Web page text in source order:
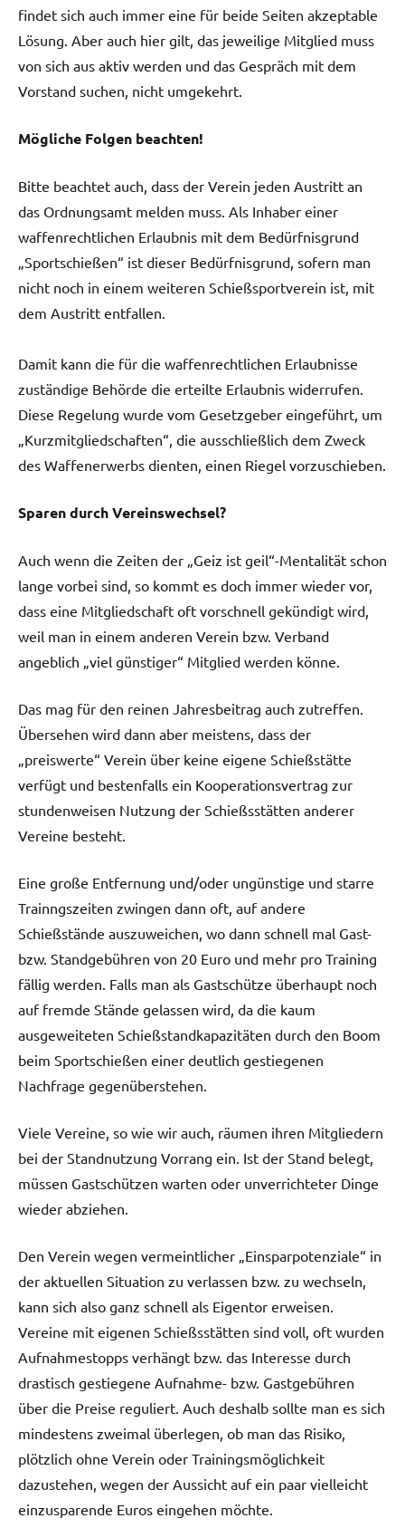
findet sich auch immer eine für beide Seiten akzeptable
Lösung. Aber auch hier gilt, das jeweilige Mitglied muss
von sich aus aktiv werden und das Gespräch mit dem
Vorstand suchen, nicht umgekehrt.
Mögliche Folgen beachten!
Bitte beachtet auch, dass der Verein jeden Austritt an
das Ordnungsamt melden muss. Als Inhaber einer
waffenrechtlichen Erlaubnis mit dem Bedürfnisgrund
„Sportschießen“ ist dieser Bedürfnisgrund, sofern man
nicht noch in einem weiteren Schießsportverein ist, mit
dem Austritt entfallen.
Damit kann die für die waffenrechtlichen Erlaubnisse
zuständige Behörde die erteilte Erlaubnis widerrufen.
Diese Regelung wurde vom Gesetzgeber eingeführt, um
„Kurzmitgliedschaften“, die ausschließlich dem Zweck
des Waffenerwerbs dienten, einen Riegel vorzuschieben.
Sparen durch Vereinswechsel?
Auch wenn die Zeiten der „Geiz ist geil“-Mentalität schon
lange vorbei sind, so kommt es doch immer wieder vor,
dass eine Mitgliedschaft oft vorschnell gekündigt wird,
weil man in einem anderen Verein bzw. Verband
angeblich „viel günstiger“ Mitglied werden könne.
Das mag für den reinen Jahresbeitrag auch zutreffen.
Übersehen wird dann aber meistens, dass der
„preiswerte“ Verein über keine eigene Schießstätte
verfügt und bestenfalls ein Kooperationsvertrag zur
stundenweisen Nutzung der Schießsstätten anderer
Vereine besteht.
Eine große Entfernung und/oder ungünstige und starre
Trainngszeiten zwingen dann oft, auf andere
Schießstände auszuweichen, wo dann schnell mal Gast-
bzw. Standgebühren von 20 Euro und mehr pro Training
fällig werden. Falls man als Gastschütze überhaupt noch
auf fremde Stände gelassen wird, da die kaum
ausgeweiteten Schießstandkapazitäten durch den Boom
beim Sportschießen einer deutlich gestiegenen
Nachfrage gegenüberstehen.
Viele Vereine, so wie wir auch, räumen ihren Mitgliedern
bei der Standnutzung Vorrang ein. Ist der Stand belegt,
müssen Gastschützen warten oder unverrichteter Dinge
wieder abziehen.
Den Verein wegen vermeintlicher „Einsparpotenziale“ in
der aktuellen Situation zu verlassen bzw. zu wechseln,
kann sich also ganz schnell als Eigentor erweisen.
Vereine mit eigenen Schießsstätten sind voll, oft wurden
Aufnahmestopps verhängt bzw. das Interesse durch
drastisch gestiegene Aufnahme- bzw. Gastgebühren
über die Preise reguliert. Auch deshalb sollte man es sich
mindestens zweimal überlegen, ob man das Risiko,
plötzlich ohne Verein oder Trainingsmöglichkeit
dazustehen, wegen der Aussicht auf ein paar vielleicht
einzusparende Euros eingehen möchte.